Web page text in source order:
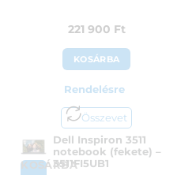
221 900 Ft
KOSÁRBA
Rendelésre
Összevet
KOSÁRBA
Dell Inspiron 3511
notebook (fekete) –
3511FI5UB1